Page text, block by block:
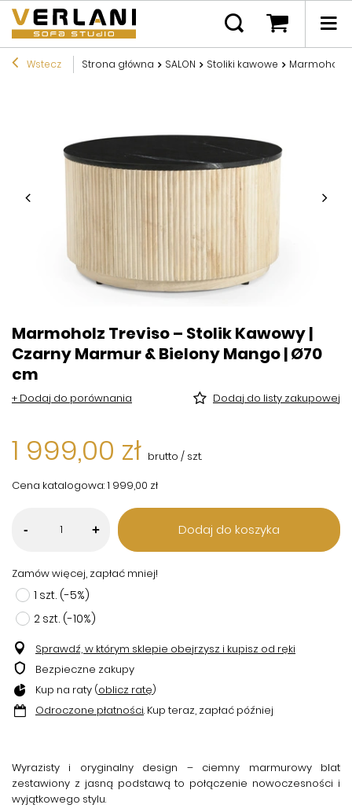
Wstecz Strona główna SALON Stoliki kawowe Marmoholz
Marmoholz Treviso – Stolik Kawowy |
Czarny Marmur & Bielony Mango | Ø70
cm
+ Dodaj do porównania Dodaj do listy zakupowej
1 999,00 zł brutto / szt.
Cena katalogowa:1 999,00 zł
- + Dodaj do koszyka
Zamów więcej, zapłać mniej!
1 szt. (-5%)
2 szt. (-10%)
Sprawdź, w którym sklepie obejrzysz i kupisz od ręki
Bezpieczne zakupy
Kup na raty (oblicz ratę)
Odroczone płatności. Kup teraz, zapłać później
Wyrazisty i oryginalny design – ciemny marmurowy blat
zestawiony z jasną podstawą to połączenie nowoczesności i
wyjątkowego stylu.